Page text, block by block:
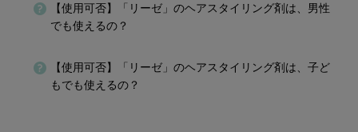
【使用可否】「リーゼ」のヘアスタイリング剤は、男性
でも使えるの？
【使用可否】「リーゼ」のヘアスタイリング剤は、子ど
もでも使えるの？